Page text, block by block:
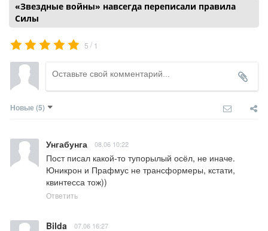
«Звездные войны» навсегда переписали правила
Силы
5 / 1
Новые (5)
Унгабунга 08.06 10:22
Пост писал какой-то тупорылый осёл, не иначе.
Юникрон и Прафмус не трансформеры, кстати,
квинтесса тож))
Ответить
Bilda 07.06 16:27